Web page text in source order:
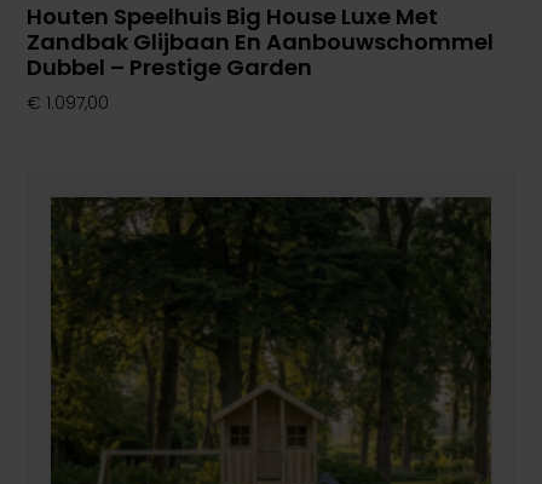
Houten Speelhuis Big House Luxe Met
Zandbak Glijbaan En Aanbouwschommel
Dubbel – Prestige Garden
€ 1.097,00